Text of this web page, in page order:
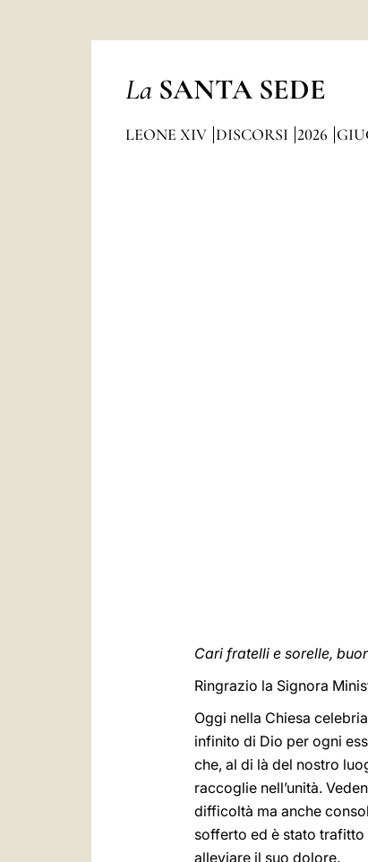
La SANTA SEDE
LEONE XIV DISCORSI 2026
Cari fratelli e sorelle,
Ringrazio la Signora
Oggi nella Chiesa
infinito di Dio per ogni
che, al di là del nostro
raccoglie nell’unità.
difficoltà ma anche
sofferto ed è stato
alleviare il suo dolore.